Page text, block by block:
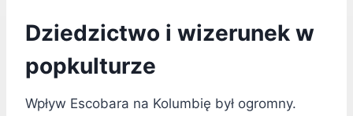
Dziedzictwo i wizerunek w
popkulturze
Wpływ Escobara na Kolumbię był ogromny.